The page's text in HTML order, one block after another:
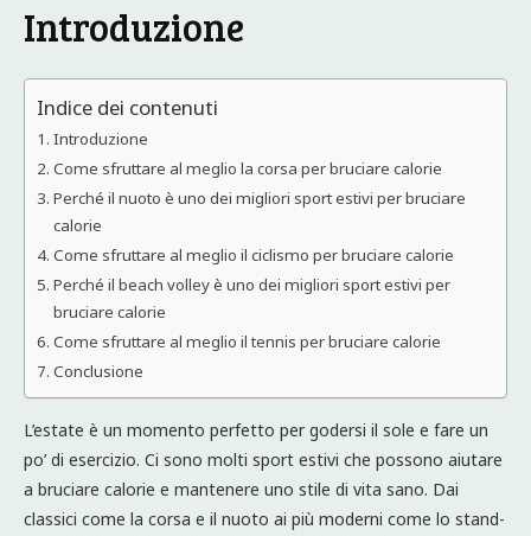
Introduzione
Indice dei contenuti
Introduzione
Come sfruttare al meglio la corsa per bruciare calorie
Perché il nuoto è uno dei migliori sport estivi per bruciare
calorie
Come sfruttare al meglio il ciclismo per bruciare calorie
Perché il beach volley è uno dei migliori sport estivi per
bruciare calorie
Come sfruttare al meglio il tennis per bruciare calorie
Conclusione
L’estate è un momento perfetto per godersi il sole e fare un
po’ di esercizio. Ci sono molti sport estivi che possono aiutare
a bruciare calorie e mantenere uno stile di vita sano. Dai
classici come la corsa e il nuoto ai più moderni come lo stand-